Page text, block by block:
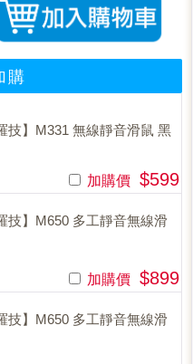
購
技】M331 無線靜音滑鼠 黑
加購價 $599
技】M650 多工靜音無線滑
加購價 $899
技】M650 多工靜音無線滑